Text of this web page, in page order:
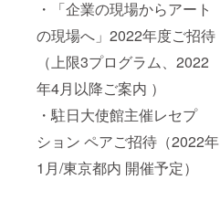
・「企業の現場からアート
の現場へ」2022年度ご招待
（上限3プログラム、2022
年4月以降ご案内 ）
・駐日大使館主催レセプ
ション ペアご招待（2022年
1月/東京都内 開催予定）